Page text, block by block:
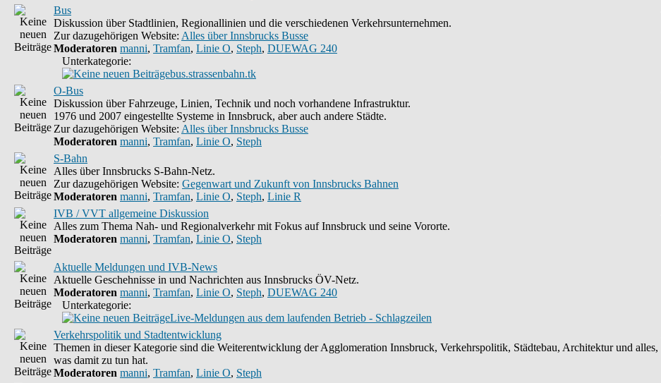
Bus
Diskussion über Stadtlinien, Regionallinien und die verschiedenen Verkehrsunternehmen.
Zur dazugehörigen Website: Alles über Innsbrucks Busse
Moderatoren manni, Tramfan, Linie O, Steph, DUEWAG 240
Unterkategorie:
bus.strassenbahn.tk
O-Bus
Diskussion über Fahrzeuge, Linien, Technik und noch vorhandene Infrastruktur.
1976 und 2007 eingestellte Systeme in Innsbruck, aber auch andere Städte.
Zur dazugehörigen Website: Alles über Innsbrucks Busse
Moderatoren manni, Tramfan, Linie O, Steph
S-Bahn
Alles über Innsbrucks S-Bahn-Netz.
Zur dazugehörigen Website: Gegenwart und Zukunft von Innsbrucks Bahnen
Moderatoren manni, Tramfan, Linie O, Steph, Linie R
IVB / VVT allgemeine Diskussion
Alles zum Thema Nah- und Regionalverkehr mit Fokus auf Innsbruck und seine Vororte.
Moderatoren manni, Tramfan, Linie O, Steph
Aktuelle Meldungen und IVB-News
Aktuelle Geschehnisse in und Nachrichten aus Innsbrucks ÖV-Netz.
Moderatoren manni, Tramfan, Linie O, Steph, DUEWAG 240
Unterkategorie:
Live-Meldungen aus dem laufenden Betrieb - Schlagzeilen
Verkehrspolitik und Stadtentwicklung
Themen in dieser Kategorie sind die Weiterentwicklung der Agglomeration Innsbruck, Verkehrspolitik, Städtebau, Architektur und alles,
was damit zu tun hat.
Moderatoren manni, Tramfan, Linie O, Steph